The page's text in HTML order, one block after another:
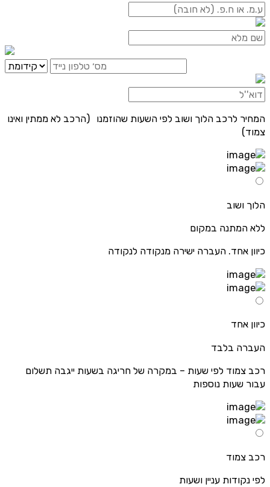
המחיר לרכב הלוך ושוב לפי השעות שהוזמנו (הרכב לא ממתין ואינו
צמוד)
הלוך ושוב
ללא המתנה במקום
כיוון אחד. העברה ישירה מנקודה לנקודה
כיוון אחד
העברה בלבד
רכב צמוד לפי שעות – במקרה של חריגה בשעות ייגבה תשלום
עבור שעות נוספות
רכב צמוד
לפי נקודות עניין ושעות